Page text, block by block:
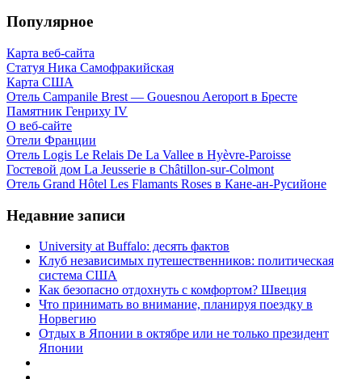
Популярное
Карта веб-сайта
Статуя Ника Самофракийская
Карта США
Отель Campanile Brest — Gouesnou Aeroport в Бресте
Памятник Генриху IV
О веб-сайте
Отели Франции
Отель Logis Le Relais De La Vallee в Hyèvre-Paroisse
Гостевой дом La Jeusserie в Châtillon-sur-Colmont
Отель Grand Hôtel Les Flamants Roses в Кане-ан-Русийоне
Недавние записи
University at Buffalo: десять фактов
Клуб независимых путешественников: политическая
система США
Как безопасно отдохнуть с комфортом? Швеция
Что принимать во внимание, планируя поездку в
Норвегию
Отдых в Японии в октябре или не только президент
Японии